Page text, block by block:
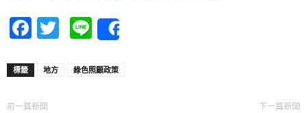
Facebook
Twitter
Line
標籤 地方 綠色照顧政策
前一篇新聞 下一篇新聞